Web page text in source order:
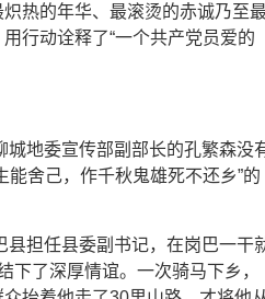
热的年华、最滚烫的赤诚乃至
行动诠释了“一个共产党员爱的
地委宣传部副部长的孔繁森没
舍己，作千秋鬼雄死不还乡”的
担任县委副书记，在岗巴一干
下了深厚情谊。一次骑马下乡，